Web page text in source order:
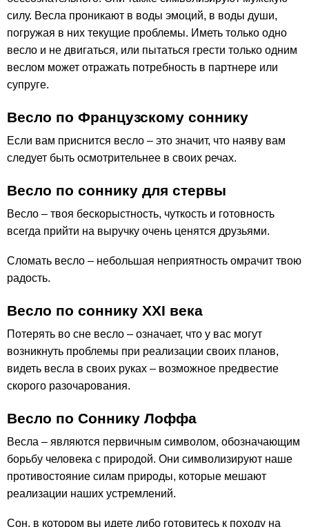
силу. Весла проникают в воды эмоций, в воды души,
погружая в них текущие проблемы. Иметь только одно
весло и не двигаться, или пытаться грести только одним
веслом может отражать потребность в партнере или
супруге.
Весло по Французскому соннику
Если вам приснится весло – это значит, что наяву вам
следует быть осмотрительнее в своих речах.
Весло по соннику для стервы
Весло – твоя бескорыстность, чуткость и готовность
всегда прийти на выручку очень ценятся друзьями.
Сломать весло – небольшая неприятность омрачит твою
радость.
Весло по соннику ХХІ века
Потерять во сне весло – означает, что у вас могут
возникнуть проблемы при реализации своих планов,
видеть весла в своих руках – возможное предвестие
скорого разочарования.
Весло по Соннику Лоффа
Весла – являются первичным символом, обозначающим
борьбу человека с природой. Они символизируют наше
противостояние силам природы, которые мешают
реализации наших устремлений.
Сон, в котором вы идете либо готовитесь к походу на